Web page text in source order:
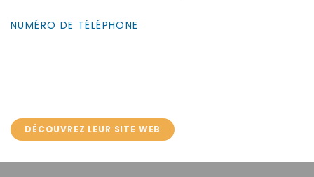
NUMÉRO DE TÉLÉPHONE
DÉCOUVREZ LEUR SITE WEB